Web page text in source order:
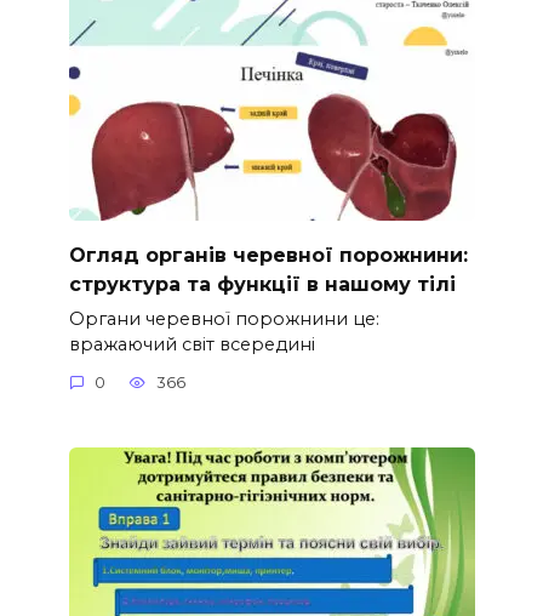
Огляд органів черевної порожнини:
структура та функції в нашому тілі
Органи черевної порожнини це:
вражаючий світ всередині
0 366